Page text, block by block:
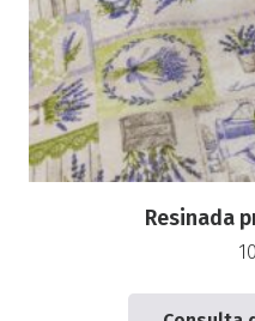
Resinada